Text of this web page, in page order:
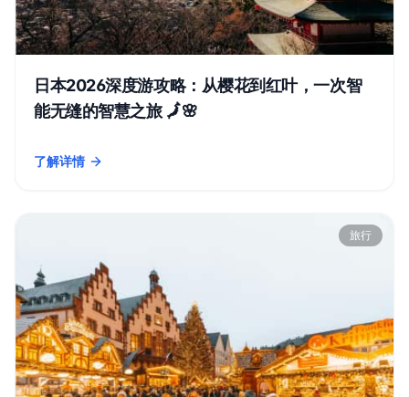
日本2026深度游攻略：从樱花到红叶，一次智
能无缝的智慧之旅 🗾🌸
了解详情
- 日本2026深度游攻略：从樱花到红叶，一次智能无缝的智慧之
旅行